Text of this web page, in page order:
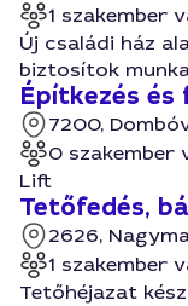
1 szakember
Új családi ház
biztosítok
Építkezés és
7200,
0 szakember
Lift
Tetőfedés,
2626,
1 szakember
Tetőhéjazat